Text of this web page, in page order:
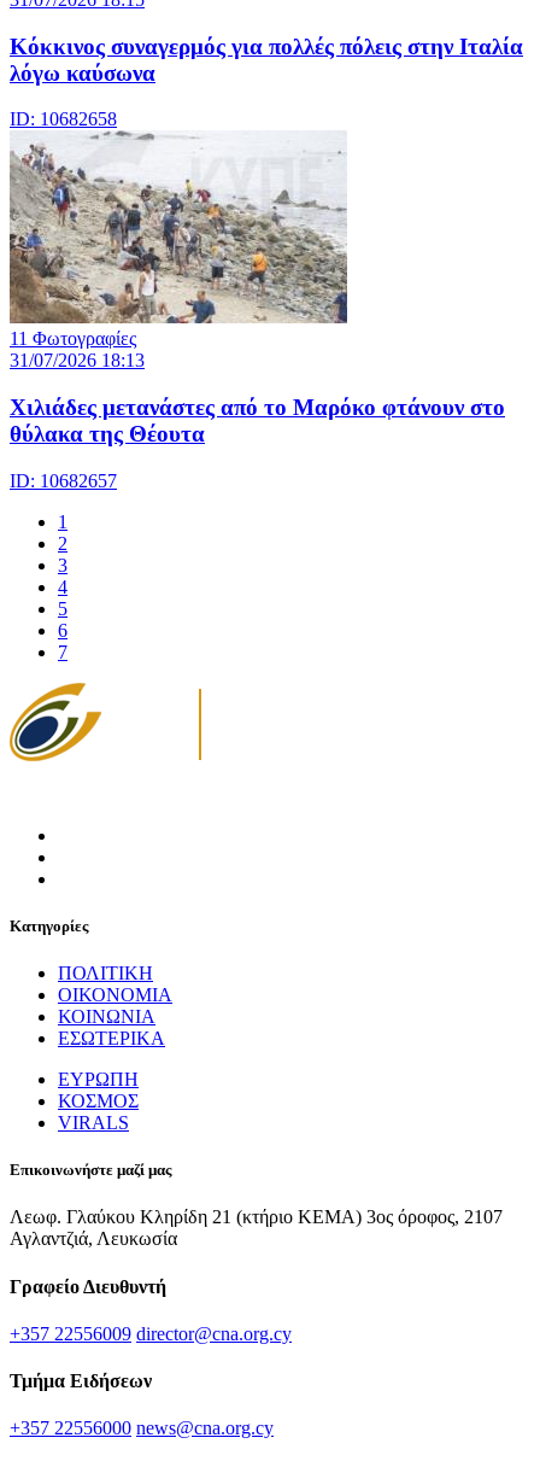
Κόκκινος συναγερμός για πολλές πόλεις στην Ιταλία
λόγω καύσωνα
ID: 10682658
11 Φωτογραφίες
31/07/2026 18:13
Χιλιάδες μετανάστες από το Μαρόκο φτάνουν στο
θύλακα της Θέουτα
ID: 10682657
1
2
3
4
5
6
7
Κατηγορίες
ΠΟΛΙΤΙΚΗ
ΟΙΚΟΝΟΜΙΑ
ΚΟΙΝΩΝΙΑ
ΕΣΩΤΕΡΙΚΑ
ΕΥΡΩΠΗ
ΚΟΣΜΟΣ
VIRALS
Επικοινωνήστε μαζί μας
Λεωφ. Γλαύκου Κληρίδη 21 (κτήριο ΚΕΜΑ) 3ος όροφος, 2107
Αγλαντζιά, Λευκωσία
Γραφείο Διευθυντή
+357 22556009 director@cna.org.cy
Τμήμα Ειδήσεων
+357 22556000 news@cna.org.cy